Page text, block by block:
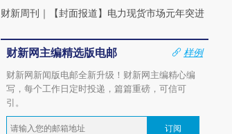
财新周刊 ｜ 【封面报道】电力现货市场元年突进
财新网主编精选版电邮
样例
财新网新闻版电邮全新升级！财新网主编精心编
写，每个工作日定时投递，篇篇重磅，可信可
引。
订阅